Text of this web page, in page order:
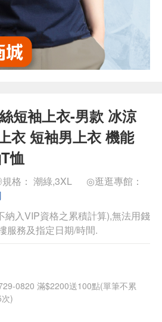
短袖上衣-男款 冰涼
衣 短袖男上衣 機能
恤
格： 潮綠,3XL
◎逛逛專館：
納入VIP資格之累積計算),無法用錢
服務及指定日期/時間.
0820 滿$2200送100點(單筆不累
)